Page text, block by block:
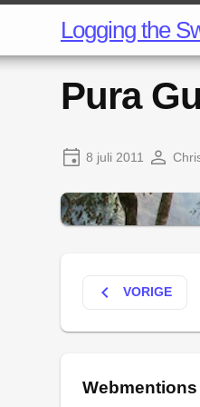
Logging the
Pura
8 juli 2011
keyboard_arrow_left VORIGE
Webmentions